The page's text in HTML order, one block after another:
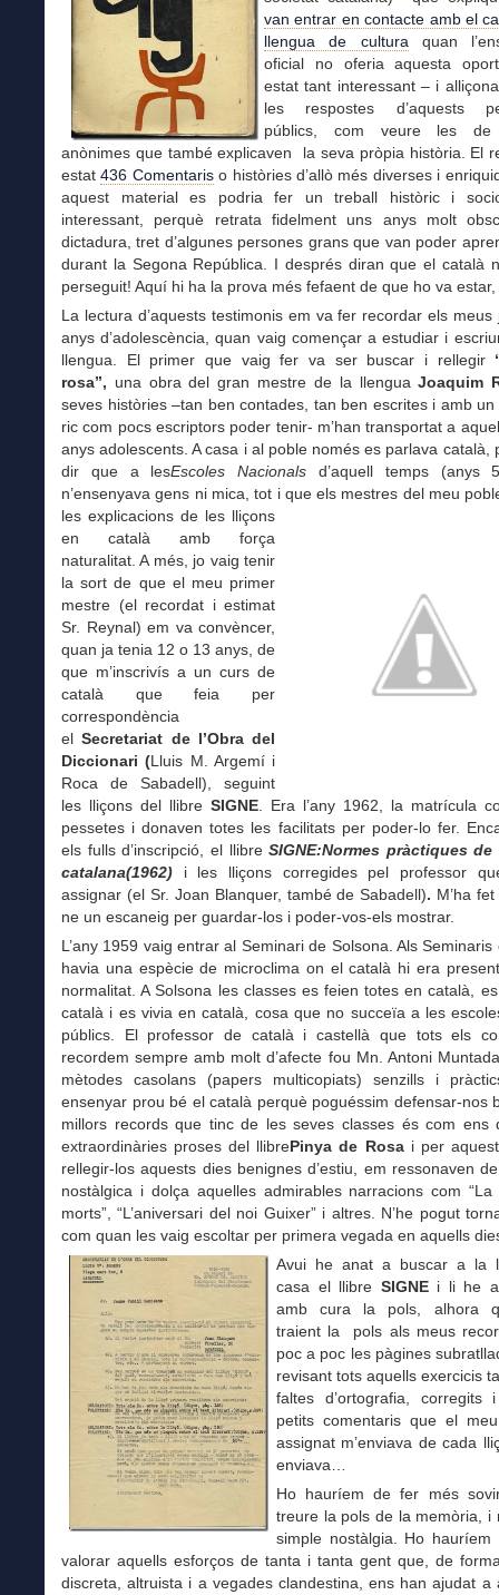
van entrar en contacte amb el
llengua de cultura quan
oficial no oferia aquesta
estat tant interessant – i
les respostes d’aquests
públics, com veure les de
anònimes que també explicaven la seva pròpia història. El
estat436 Comentariso històries d’allò més diverses i
aquest material es podria fer un treball històric i
interessant, perquè retrata fidelment uns anys molt
dictadura, tret d’algunes persones grans que van poder
durant la Segona República. I després diran que el català
perseguit! Aquí hi ha la prova més fefaent de que ho va
La lectura d’aquests testimonis em va fer recordar els meus
anys d’adolescència, quan vaig començar a estudiar i
llengua. El primer que vaig fer va ser buscar i rellegir
rosa”, una obra del gran mestre de la llenguaJoaquim
seves històries –tan ben contades, tan ben escrites i amb
ric com pocs escriptors poder tenir- m’han transportat a
anys adolescents. A casa i al poble només es parlava català,
dir que a lesEscoles Nacionals d’aquell temps (anys
n’ensenyava gens ni mica, tot i que els mestres del meu
les explicacions de les lliçons
en català amb força
naturalitat. A més, jo vaig tenir
la sort de que el meu primer
mestre (el recordat i estimat
Sr. Reynal) em va convèncer,
quan ja tenia 12 o 13 anys, de
que m’inscrivís a un curs de
català que feia per
correspondència
elSecretariat de l’Obra del
Diccionari (Lluis M. Argemí i
Roca de Sabadell), seguint
les lliçons del llibre SIGNE . Era l’any 1962, la matrícula
pessetes i donaven totes les facilitats per poder-lo fer.
els fulls d’inscripció, el llibreSIGNE:Normes pràctiques de
catalana(1962)
i les lliçons corregides pel professor
assignar (el Sr. Joan Blanquer, també de Sabadell). M’ha
ne un escaneig per guardar-los i poder-vos-els mostrar.
L’any 1959 vaig entrar al Seminari de Solsona. Als Seminaris
havia una espècie de microclima on el català hi era
normalitat. A Solsona les classes es feien totes en català,
català i es vivia en català, cosa que no succeïa a les
públics. El professor de català i castellà que tots els
recordem sempre amb molt d’afecte fou Mn. Antoni
mètodes casolans (papers multicopiats) senzills i
ensenyar prou bé el català perquè poguéssim defensar-nos
millors records que tinc de les seves classes és com ens
extraordinàries proses del llibrePinya de Rosai per
rellegir-los aquests dies benignes d’estiu, em ressonaven
nostàlgica i dolça aquelles admirables narracions com
morts”, “L’aniversari del noi Guixer” i altres. N’he pogut
com quan les vaig escoltar per primera vegada en aquells
Avui he anat a buscar a la
casa el llibre SIGNEi li he
amb cura la pols, alhora
traient la pols als meus
poc a poc les pàgines
revisant tots aquells exercicis
faltes d’ortografia, corregits
petits comentaris que el
assignat m’enviava de cada
enviava…
Ho hauríem de fer més
treure la pols de la memòria, i
simple nostàlgia. Ho
valorar aquells esforços de tanta i tanta gent que, de
discreta, altruista i a vegades clandestina, ens han ajudat a